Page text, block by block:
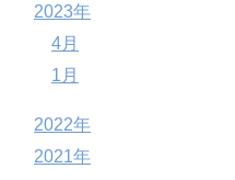
2023年
4月
1月
2022年
2021年